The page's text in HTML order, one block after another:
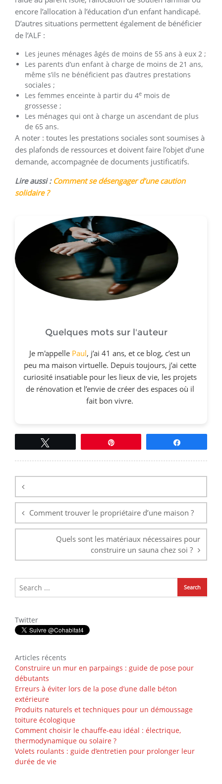
encore l’allocation à l’éducation d’un enfant handicapé.
D’autres situations permettent également de bénéficier
de l’ALF :
Les jeunes ménages âgés de moins de 55 ans à eux 2 ;
Les parents d’un enfant à charge de moins de 21 ans,
même s’ils ne bénéficient pas d’autres prestations
sociales ;
Les femmes enceinte à partir du 4e mois de
grossesse ;
Les ménages qui ont à charge un ascendant de plus
de 65 ans.
A noter : toutes les prestations sociales sont soumises à
des plafonds de ressources et doivent faire l’objet d’une
demande, accompagnée de documents justificatifs.
Lire aussi : Comment se désengager d’une caution
solidaire ?
Quelques mots sur l'auteur
Je m'appelle Paul, j’ai 41 ans, et ce blog, c’est un
peu ma maison virtuelle. Depuis toujours, j’ai cette
curiosité insatiable pour les lieux de vie, les projets
de rénovation et l’envie de créer des espaces où il
fait bon vivre.
de
l’article
Comment trouver le propriétaire d’une maison ?
Quels sont les matériaux nécessaires pour
construire un sauna chez soi ?
Twitter
Articles récents
Construire un mur en parpaings : guide de pose pour
débutants
Erreurs à éviter lors de la pose d’une dalle béton
extérieure
Produits naturels et techniques pour un démoussage
toiture écologique
Comment choisir le chauffe-eau idéal : électrique,
thermodynamique ou solaire ?
Volets roulants : guide d’entretien pour prolonger leur
durée de vie